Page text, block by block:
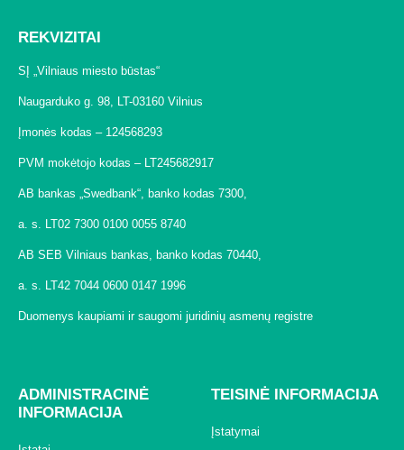
REKVIZITAI
SĮ „Vilniaus miesto būstas“
Naugarduko g. 98, LT-03160 Vilnius
Įmonės kodas – 124568293
PVM mokėtojo kodas – LT245682917
AB bankas „Swedbank“, banko kodas 7300,
a. s. LT02 7300 0100 0055 8740
AB SEB Vilniaus bankas, banko kodas 70440,
a. s. LT42 7044 0600 0147 1996
Duomenys kaupiami ir saugomi juridinių asmenų registre
ADMINISTRACINĖ
INFORMACIJA
TEISINĖ INFORMACIJA
Įstatymai